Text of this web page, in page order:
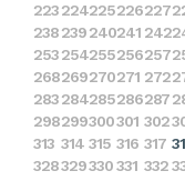
223224225226227
238239240241 242
253254255256257
268269270271 272
283284285286287
298299300301 302
313 314 315 316 317
328329330331 332